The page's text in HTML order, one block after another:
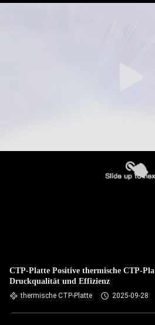
CTP-Platte Positive thermische CTP-
Druckqualität und Effizienz
thermische CTP-Platte 2025-09-28